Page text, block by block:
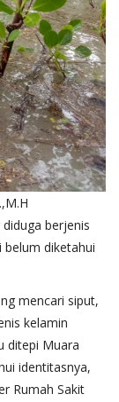
berjenis
diketahui
mencari siput,
kelamin
ditepi Muara
identitasnya,
Rumah Sakit